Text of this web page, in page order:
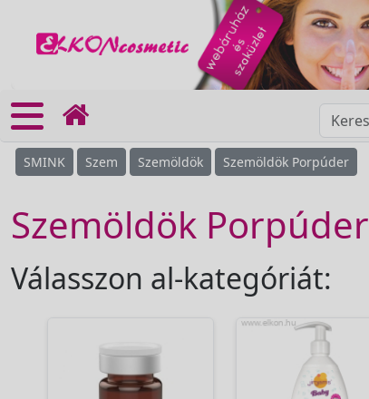
SMINK Szem Szemöldök Szemöldök Porpúder
Szemöldök Porpúder
Válasszon al-kategóriát: